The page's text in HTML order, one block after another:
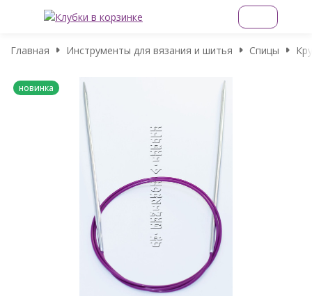
Главная Инструменты для вязания и шитья Спицы
новинка